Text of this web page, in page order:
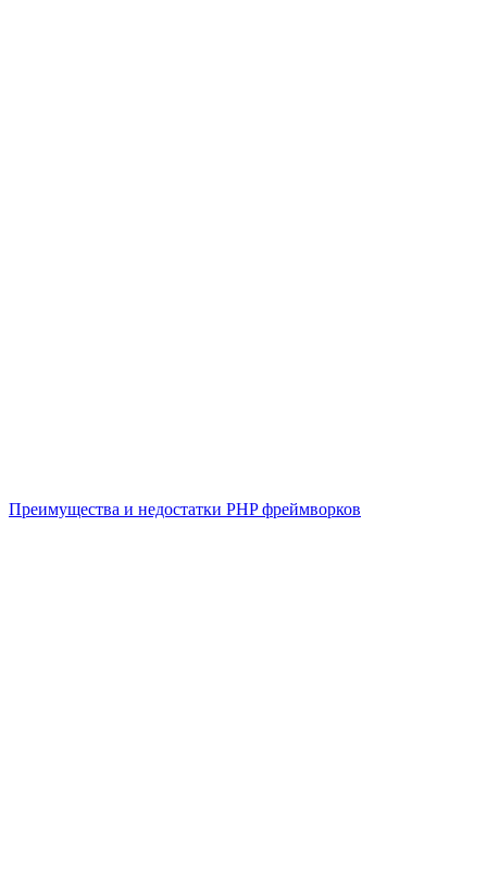
Преимущества и недостатки PHP фреймворков